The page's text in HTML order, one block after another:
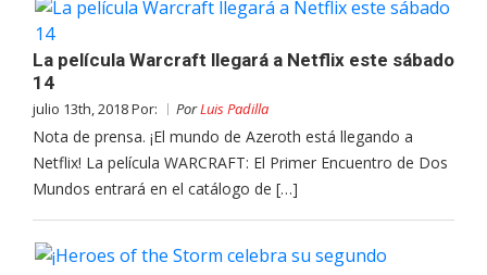
La película Warcraft llegará a Netflix este sábado
14
julio 13th, 2018 Por: PorLuis Padilla
Nota de prensa. ¡El mundo de Azeroth está llegando a
Netflix! La película WARCRAFT: El Primer Encuentro de Dos
Mundos entrará en el catálogo de […]